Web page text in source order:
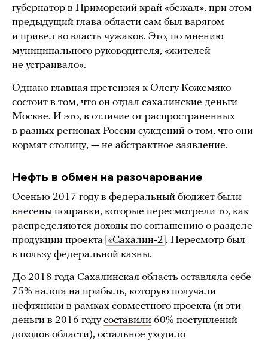
губернатор в Приморский край «бежал», при этом
предыдущий глава области сам был варягом
и привел во власть чужаков. Это, по мнению
муниципального руководителя, «жителей
не устраивало».
Однако главная претензия к Олегу Кожемяко
состоит в том, что он отдал сахалинские деньги
Москве. И это, в отличие от распространенных
в разных регионах России суждений о том, что они
кормят столицу, — не абстрактное заявление.
Нефть в обмен на разочарование
Осенью 2017 году в федеральный бюджет были
внесены поправки, которые пересмотрели то, как
распределяются доходы по соглашению о разделе
продукции проекта «Сахалин-2 . Пересмотр был
в пользу федеральной казны.
До 2018 года Сахалинская область оставляла себе
75% налога на прибыль, которую получали
нефтяники в рамках совместного проекта (и эти
деньги в 2016 годусоставили 60% поступлений
доходов области), остальное уходило